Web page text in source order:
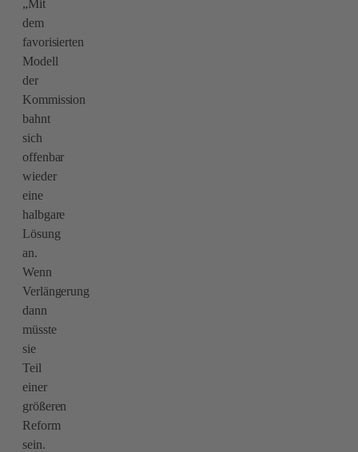
„Mit
dem
favorisierten
Modell
der
Kommission
bahnt
sich
offenbar
wieder
eine
halbgare
Lösung
an.
Wenn
Verlängerung
dann
müsste
sie
Teil
einer
größeren
Reform
sein.